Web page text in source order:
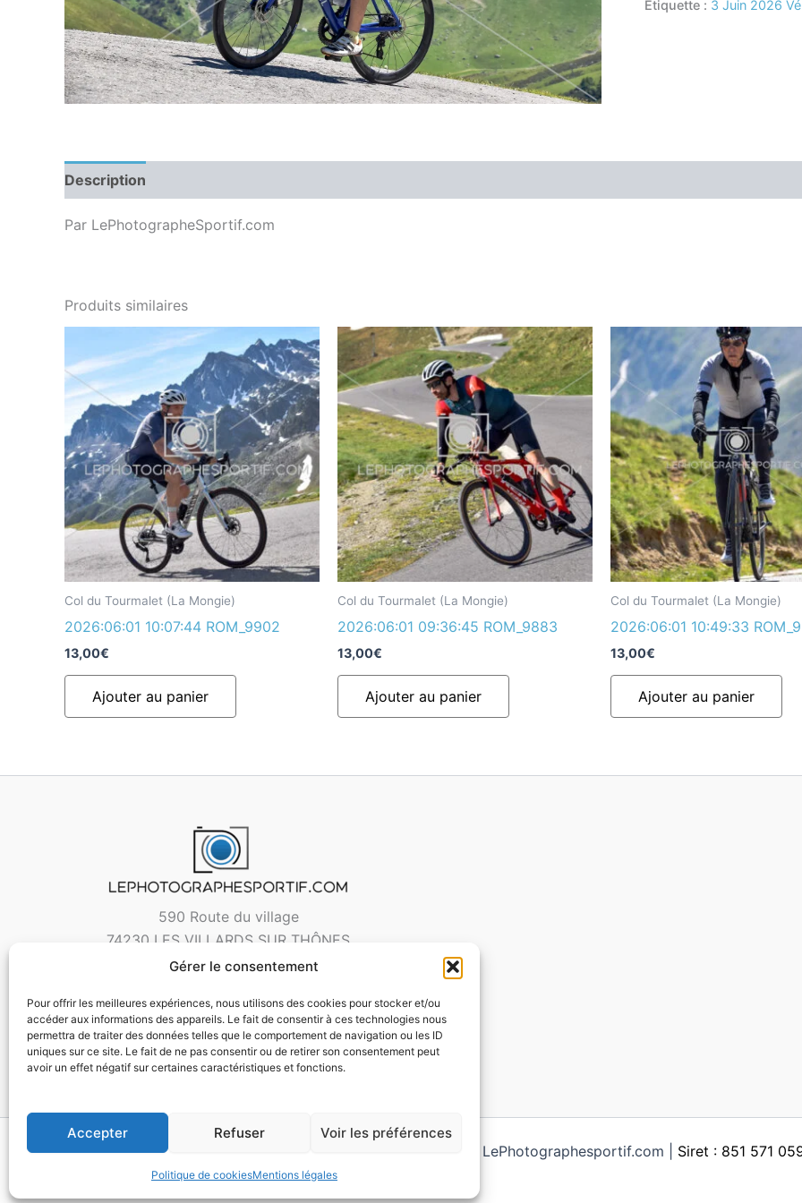
Gérer le consentement
Pour offrir les meilleures expériences, nous utilisons des cookies pour stocker et/ou
accéder aux informations des appareils. Le fait de consentir à ces technologies nous
permettra de traiter des données telles que le comportement de navigation ou les ID
uniques sur ce site. Le fait de ne pas consentir ou de retirer son consentement peut
avoir un effet négatif sur certaines caractéristiques et fonctions.
Accepter Refuser Voir les préférences
Politique de cookiesMentions légales
Étiquette : 3 Juin 2026
Description
Par LePhotographeSportif.com
Produits similaires
Col du Tourmalet (La Mongie)
2026:06:01 10:07:44 ROM_9902
13,00€
Ajouter au panier
Col du Tourmalet (La Mongie)
2026:06:01 09:36:45 ROM_9883
13,00€
Ajouter au panier
Col du Tourmalet (La Mongie)
2026:06:01 10:49:33
13,00€
Ajouter au panier
590 Route du village
74230 LES VILLARDS SUR THÔNES
Copyright © 2026 LePhotographesportif.com | Siret : 851 571